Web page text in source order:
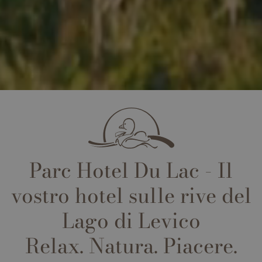
Parc Hotel Du Lac - Il
vostro hotel sulle rive del
Lago di Levico
Relax. Natura. Piacere.